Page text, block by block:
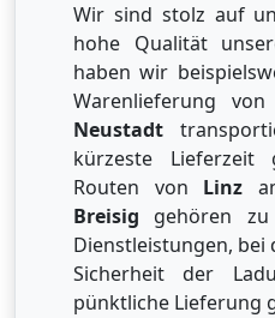
Wir sind stolz auf
hohe Qualität
haben wir
Warenlieferung von
Neustadt
kürzeste Lieferzeit
Routen von Linz
Breisig gehören
Dienstleistungen,
Sicherheit der
pünktliche Lieferung